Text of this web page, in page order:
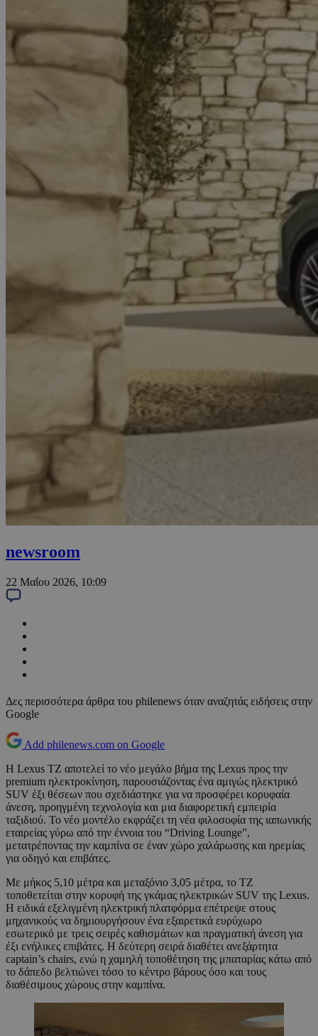
newsroom
22 Μαΐου 2026, 10:09
Δες περισσότερα άρθρα του philenews όταν αναζητάς ειδήσεις στην
Google
Add philenews.com on Google
Η Lexus TZ αποτελεί το νέο μεγάλο βήμα της Lexus προς την
premium ηλεκτροκίνηση, παρουσιάζοντας ένα αμιγώς ηλεκτρικό
SUV έξι θέσεων που σχεδιάστηκε για να προσφέρει κορυφαία
άνεση, προηγμένη τεχνολογία και μια διαφορετική εμπειρία
ταξιδιού. Το νέο μοντέλο εκφράζει τη νέα φιλοσοφία της ιαπωνικής
εταιρείας γύρω από την έννοια του “Driving Lounge”,
μετατρέποντας την καμπίνα σε έναν χώρο χαλάρωσης και ηρεμίας
για οδηγό και επιβάτες.
Με μήκος 5,10 μέτρα και μεταξόνιο 3,05 μέτρα, το TZ
τοποθετείται στην κορυφή της γκάμας ηλεκτρικών SUV της Lexus.
Η ειδικά εξελιγμένη ηλεκτρική πλατφόρμα επέτρεψε στους
μηχανικούς να δημιουργήσουν ένα εξαιρετικά ευρύχωρο
εσωτερικό με τρεις σειρές καθισμάτων και πραγματική άνεση για
έξι ενήλικες επιβάτες. Η δεύτερη σειρά διαθέτει ανεξάρτητα
captain’s chairs, ενώ η χαμηλή τοποθέτηση της μπαταρίας κάτω από
το δάπεδο βελτιώνει τόσο το κέντρο βάρους όσο και τους
διαθέσιμους χώρους στην καμπίνα.